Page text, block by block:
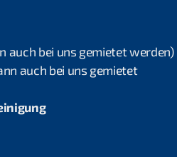
auch bei uns gemietet werden)
auch bei uns gemietet